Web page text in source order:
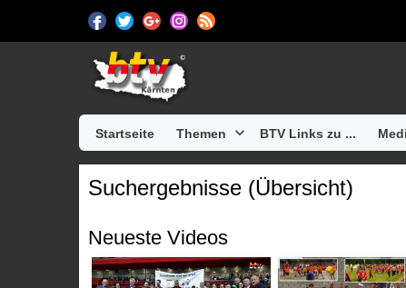
Startseite Themen BTV Links zu ...
Suchergebnisse (Übersicht)
Neueste Videos